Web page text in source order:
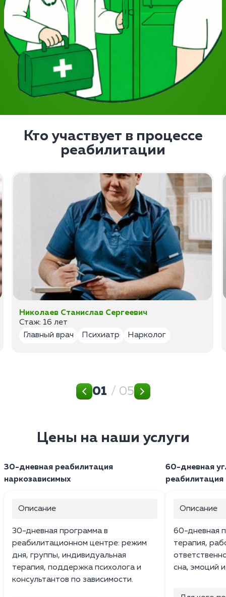
Кто участвует в процессе
реабилитации
Николаев Станислав Сергеевич
Стаж: 16 лет
Главный врач
Психиатр Нарколог
01 / 05
Цены на наши услуги
30-дневная реабилитация
наркозависимых
Описание
30-дневная программа в
реабилитационном центре: режим
дня, группы, индивидуальная
терапия, поддержка психолога и
консультантов по зависимости.
60-дневная
реабилитация
Описание
60-дневная
терапия,
сна, эмоций